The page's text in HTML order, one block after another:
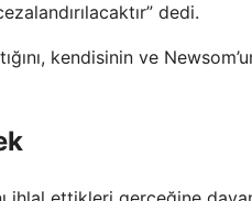
dedi.
kendisinin ve